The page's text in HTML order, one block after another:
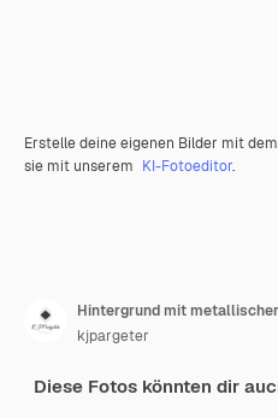
Erstelle deine eigenen Bilder mit dem
sie mit unserem KI-Fotoeditor.
Hintergrund mit
kjpargeter
Diese Fotos könnten dir